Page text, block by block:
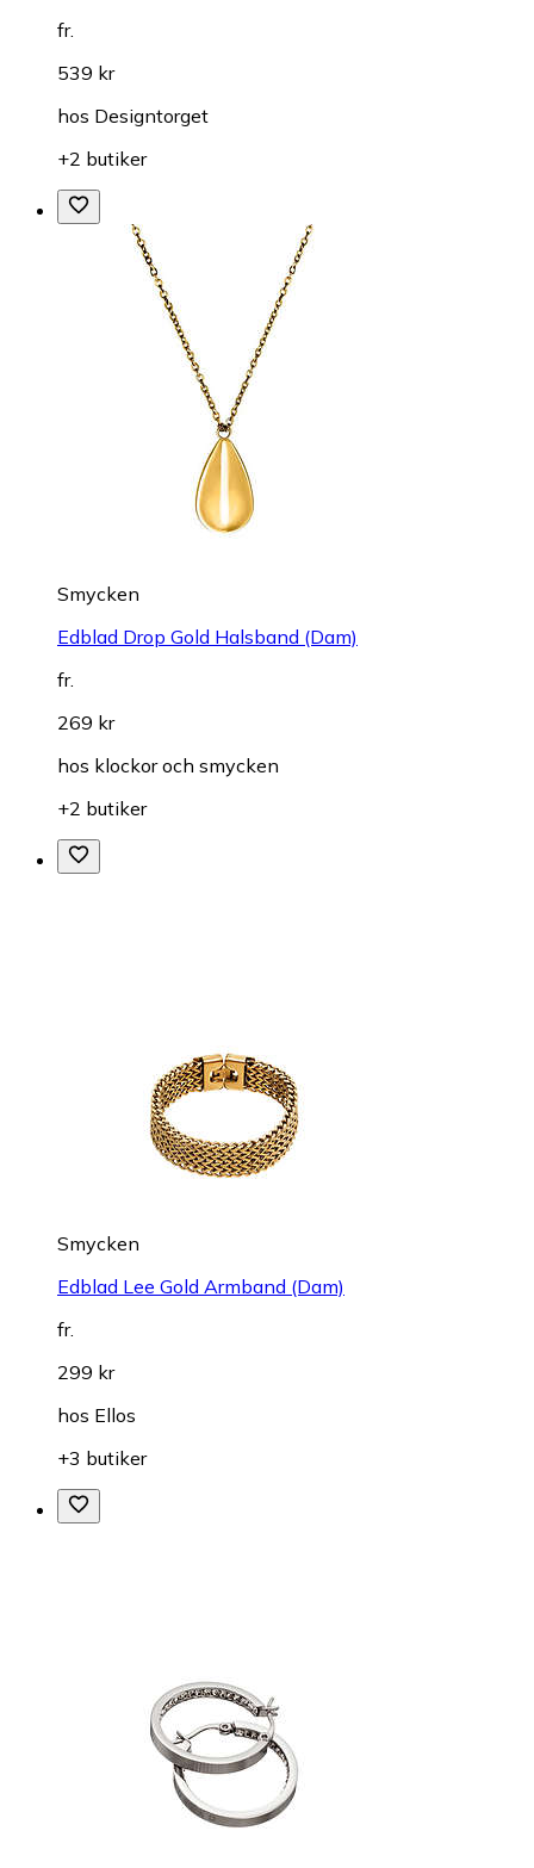
fr.
539 kr
hos Designtorget
+2 butiker
Smycken
Edblad Drop Gold Halsband (Dam)
fr.
269 kr
hos klockor och smycken
+2 butiker
Smycken
Edblad Lee Gold Armband (Dam)
fr.
299 kr
hos Ellos
+3 butiker